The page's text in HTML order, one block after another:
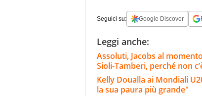
Seguici su: Google Discover
Leggi anche:
Assoluti, Jacobs al
Sioli-Tamberi, perché non
Kelly Doualla ai Mondiali
la sua paura più grande"